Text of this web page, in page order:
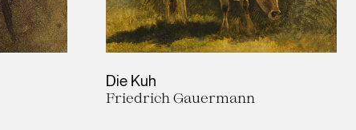
Die Kuh
Friedrich Gauermann